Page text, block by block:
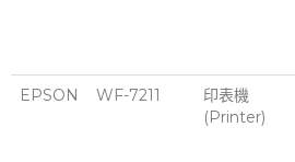
EPSON WF-7211
印表機
(Printer)